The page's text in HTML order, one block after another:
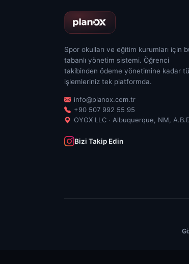
Spor okulları ve eğitim kurumları için
tabanlı yönetim sistemi. Öğrenci
takibinden ödeme yönetimine kadar
işlemleriniz tek platformda.
info@planox.com.tr
+90 507 992 55 95
OYOX LLC · Albuquerque, NM,
Bizi Takip Edin